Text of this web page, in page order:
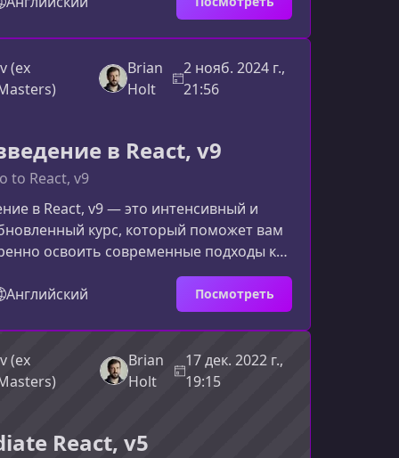
курсКурс ориентирован на
которые уже знакомы с основами
перейти на следующий уровень, изучив
19, оптимизацию
и работу с React Server
в чи
(ex
Brian
Holt
2 нояб. 2024 г.,
21:56
в React, v9
to React, v9
в React, v9 — это интенсивный и
курс, который поможет вам
освоить современные подходы к
React 19. Материал адаптирован как
так и для разработчиков, желающих
и научиться создавать
приложения.Что вас ждет на
включает не только разбор ключевых
но и практическую работу с
которые ис
Английский Посмотреть
(ex
Brian
Holt
17 дек. 2022 г.,
19:15
React, v5